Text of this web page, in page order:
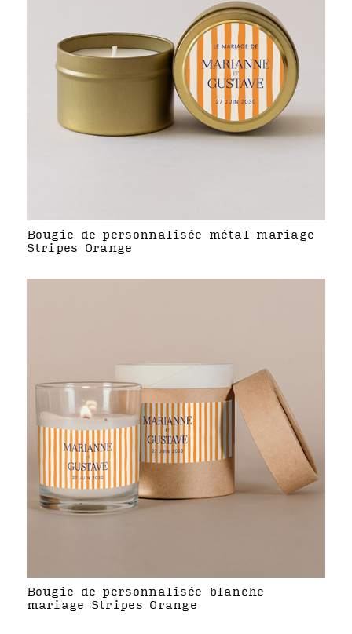
Bougie de personnalisée métal mariage
Stripes Orange
Bougie de personnalisée blanche
mariage Stripes Orange